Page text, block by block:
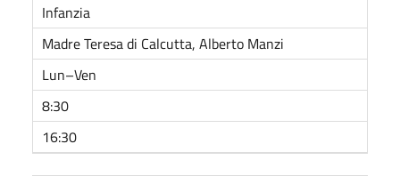
Infanzia
Madre Teresa di Calcutta, Alberto Manzi
Lun–Ven
8:30
16:30